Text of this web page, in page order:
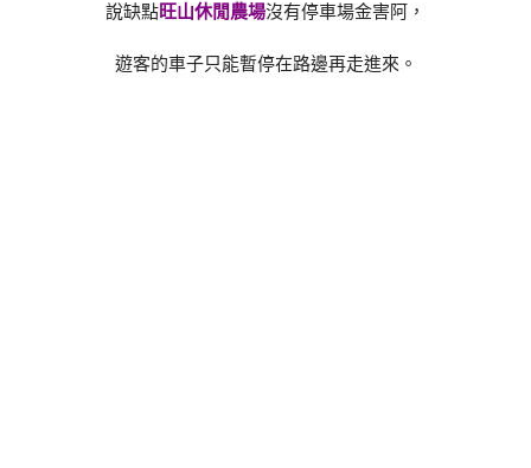
說缺點旺山休閒農場沒有停車場金害阿，
遊客的車子只能暫停在路邊再走進來。